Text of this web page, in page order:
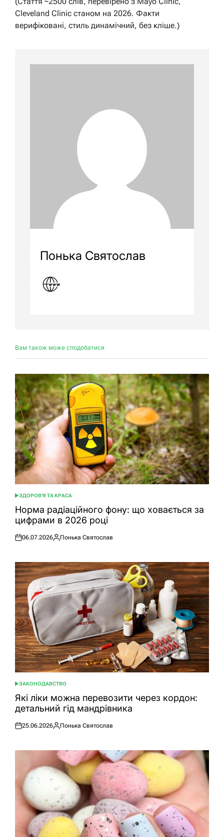
Cleveland Clinic станом на 2026. Факти
верифіковані, стиль динамічний, без кліше.)
Понька Святослав
Вам також може сподобатися
ОПУБЛІКУВАТИ
У
ЗДОРОВ'Я ТА КРАСА
Норма радіаційного фону: що ховається за
цифрами в 2026 році
Оприлюднено
06.07.2026
Опубліковано
Понька Святослав
ОПУБЛІКУВАТИ
У
ЗАКОНОДАВСТВО
Які ліки можна перевозити через кордон:
детальний гід мандрівника
Оприлюднено
25.06.2026
Опубліковано
Понька Святослав